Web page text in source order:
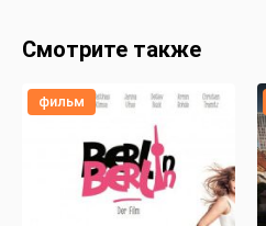
Смотрите также
фильм